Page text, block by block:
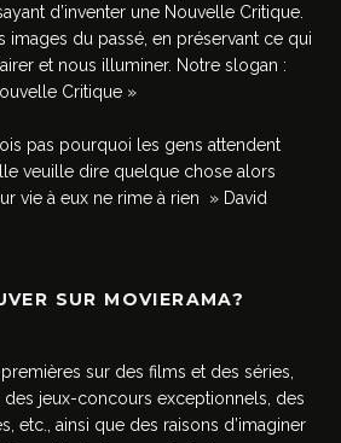
d’inventer une Nouvelle Critique.
images du passé, en préservant ce qui
et nous illuminer. Notre slogan :
Critique »
pas pourquoi les gens attendent
veuille dire quelque chose alors
vie à eux ne rime à rien » David
SUR MOVIERAMA?
sur des films et des séries,
des jeux-concours exceptionnels, des
etc., ainsi que des raisons d’imaginer